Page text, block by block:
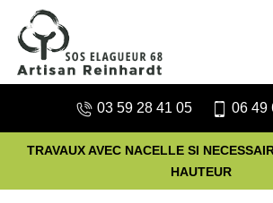
03 59 28 41 05 06 49
TRAVAUX AVEC NACELLE SI
HAUTEUR